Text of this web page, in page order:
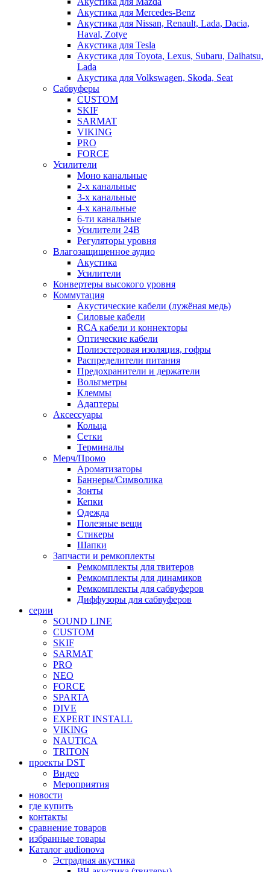
Акустика для Mercedes-Benz
Акустика для Nissan, Renault, Lada, Dacia,
Haval, Zotye
Акустика для Tesla
Акустика для Toyota, Lexus, Subaru, Daihatsu,
Lada
Акустика для Volkswagen, Skoda, Seat
Сабвуферы
CUSTOM
SKIF
SARMAT
VIKING
PRO
FORCE
Усилители
Моно канальные
2-х канальные
3-х канальные
4-х канальные
6-ти канальные
Усилители 24В
Регуляторы уровня
Влагозащищенное аудио
Акустика
Усилители
Конвертеры высокого уровня
Коммутация
Акустические кабели (лужёная медь)
Силовые кабели
RCA кабели и коннекторы
Оптические кабели
Полиэстеровая изоляция, гофры
Распределители питания
Предохранители и держатели
Вольтметры
Клеммы
Адаптеры
Аксессуары
Кольца
Сетки
Терминалы
Мерч/Промо
Ароматизаторы
Баннеры/Символика
Зонты
Кепки
Одежда
Полезные вещи
Стикеры
Шапки
Запчасти и ремкоплекты
Ремкомплекты для твитеров
Ремкомплекты для динамиков
Ремкомплекты для сабвуферов
Диффузоры для сабвуферов
серии
SOUND LINE
CUSTOM
SKIF
SARMAT
PRO
NEO
FORCE
SPARTA
DIVE
EXPERT INSTALL
VIKING
NAUTICA
TRITON
проекты DST
Видео
Мероприятия
новости
где купить
контакты
сравнение товаров
избранные товары
Каталог audionova
Эстрадная акустика